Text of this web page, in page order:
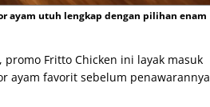
ayam utuh lengkap dengan pilihan enam
Fritto Chicken ini layak masuk
ayam favorit sebelum penawarannya